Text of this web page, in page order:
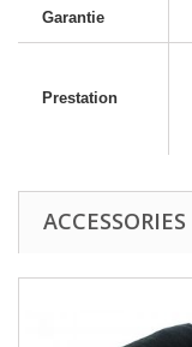
Garantie
Prestation
ACCESSORIES